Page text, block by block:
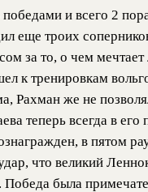
победами и всего 2
еще троих
за то, о чем
к тренировкам
Рахман же не
теперь всегда в
в пятом
что великий
Победа была